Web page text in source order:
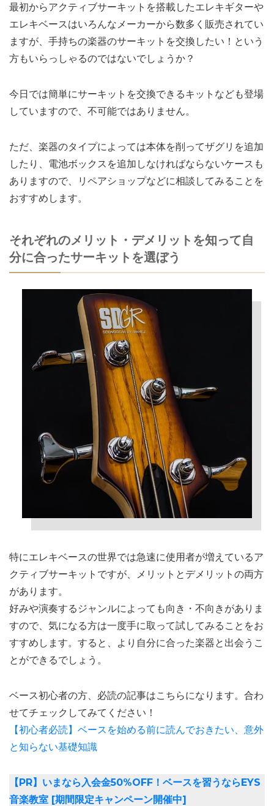
最初からアクティブサーキットを搭載したエレキギターや
エレキベースはいろんなメーカーから数多く販売されてい
ますが、手持ちの楽器のサーキットを交換したい！という
方もいらっしゃるのではないでしょうか？
今日では簡単にサーキットを交換できるキットなども登場
していますので、不可能ではありません。
ただ、楽器のタイプによっては本体を削ってザグリを追加
したり、電池ボックスを追加しなければならないケースも
ありますので、リペアショップなどに相談してみることを
おすすめします。
それぞれのメリット・デメリットを知って自
分に合ったサーキットを選ぼう
特にエレキベースの世界では急速に使用者が増えているア
クティブサーキットですが、メリットとデメリットの両方
があります。
好みや演奏するジャンルによっても向き・不向きがありま
すので、気になる方は一度手に取って試してみることをお
すすめします。すると、より自分に合った楽器と出会うこ
とができるでしょう。
ベース初心者の方、必読の記事はこちらになります。合わ
せてチェックしてみてください！
【初心者必読】ベースを始める前に読んでおきたい、意外
と知らない基礎知識
【PR】いまなら入会金50%OFF！ベースを習うならEYS
音楽教室 [期間限定キャンペーン開催中]